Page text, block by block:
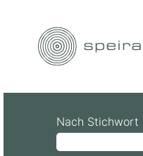
Nach Stichwort